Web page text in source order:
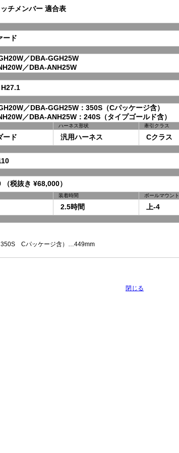
チメンバー 適合表
ード
／DBA-GGH25W
／DBA-ANH25W
／DBA-GGH25W：350S（Cパッケージ含）
／DBA-ANH25W：240S（タイプゴールド含）
ハーネス形状 牽引クラス
ード 汎用ハーネス Cクラス
税抜き ¥68,000）
装着時間 ボールマウント
2.5時間 上-4
Cパッケージ含）…449mm
閉じる